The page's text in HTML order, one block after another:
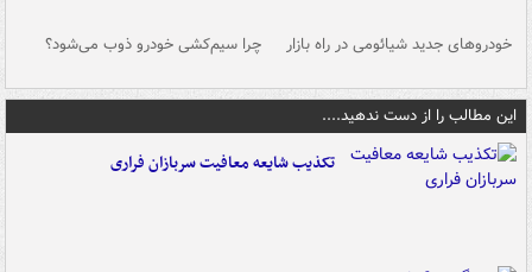
خودروهای جدید شیائومی در راه بازار چرا سیم‌کشی خودرو ذوب می‌شود؟
این مطالب را از دست ندهید....
تکذیب شایعه معافیت سربازان فراری